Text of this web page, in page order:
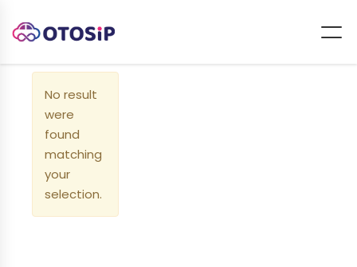
No result
were
found
matching
your
selection.